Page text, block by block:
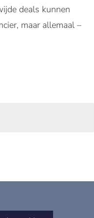
deals kunnen
maar allemaal –